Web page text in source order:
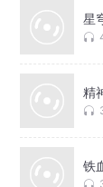
星
精
铁